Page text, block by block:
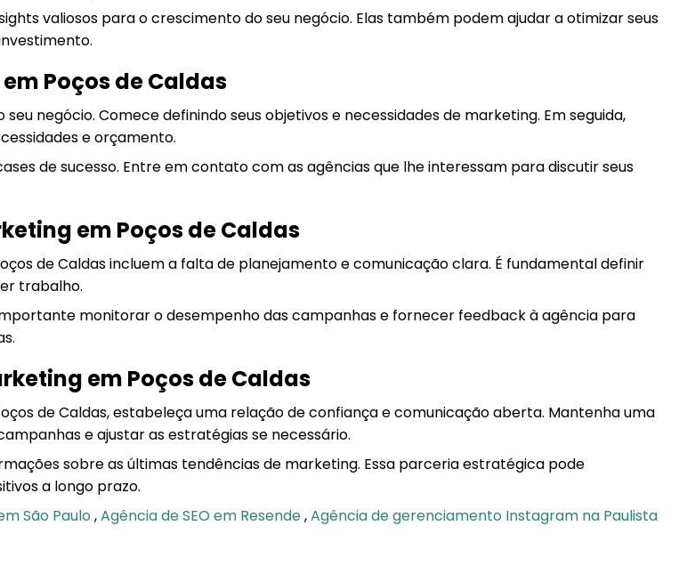
valiosos para o crescimento do seu negócio. Elas também podem ajudar a otimizar seus
Poços de Caldas
negócio. Comece definindo seus objetivos e necessidades de marketing. Em seguida,
e orçamento.
de sucesso. Entre em contato com as agências que lhe interessam para discutir seus
em Poços de Caldas
de Caldas incluem a falta de planejamento e comunicação clara. É fundamental definir
trabalho.
monitorar o desempenho das campanhas e fornecer feedback à agência para
em Poços de Caldas
de Caldas, estabeleça uma relação de confiança e comunicação aberta. Mantenha uma
e ajustar as estratégias se necessário.
sobre as últimas tendências de marketing. Essa parceria estratégica pode
a longo prazo.
São Paulo,Agência de SEO em Resende,Agência de gerenciamento Instagram na Paulista